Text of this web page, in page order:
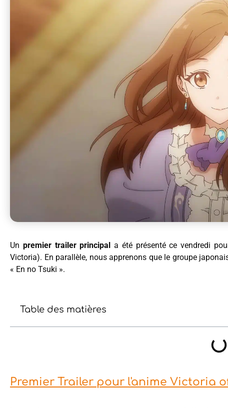
Un premier trailer principal a été présenté ce vendredi
Victoria). En parallèle, nous apprenons que le groupe
« En no Tsuki ».
Table des matières
Premier Trailer pour l'anime Victoria